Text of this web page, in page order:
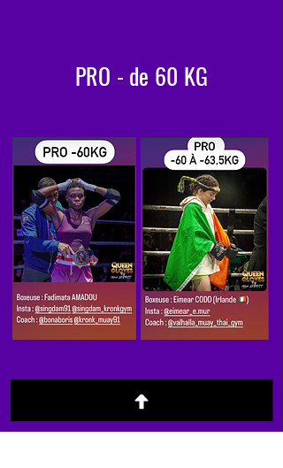
PRO - de 60 KG